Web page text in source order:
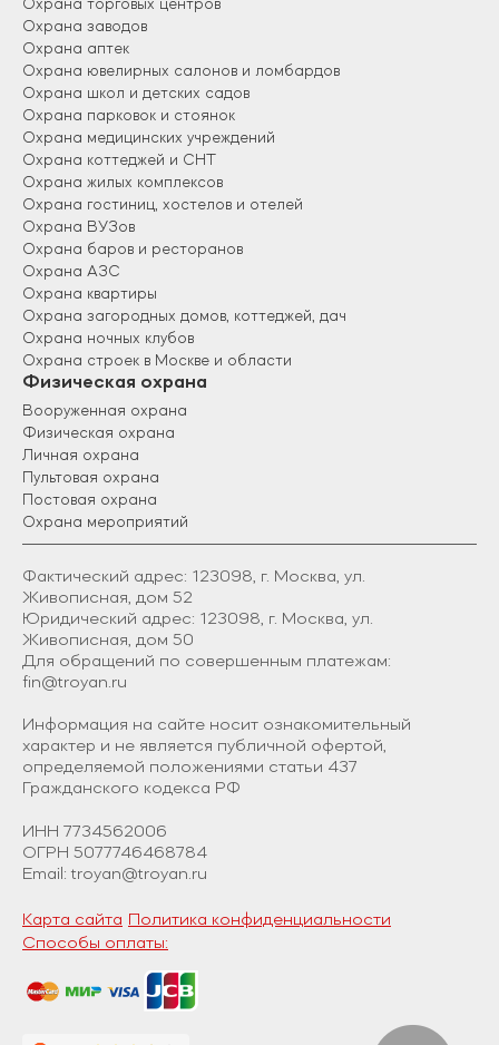
Охрана торговых центров
Охрана заводов
Охрана аптек
Охрана ювелирных салонов и ломбардов
Охрана школ и детских садов
Охрана парковок и стоянок
Охрана медицинских учреждений
Охрана коттеджей и СНТ
Охрана жилых комплексов
Охрана гостиниц, хостелов и отелей
Охрана ВУЗов
Охрана баров и ресторанов
Охрана АЗС
Охрана квартиры
Охрана загородных домов, коттеджей, дач
Охрана ночных клубов
Охрана строек в Москве и области
Физическая охрана
Вооруженная охрана
Физическая охрана
Личная охрана
Пультовая охрана
Постовая охрана
Охрана мероприятий
Фактический адрес: 123098, г. Москва, ул.
Живописная, дом 52
Юридический адрес: 123098, г. Москва, ул.
Живописная, дом 50
Для обращений по совершенным платежам:
fin@troyan.ru
Информация на сайте носит ознакомительный
характер и не является публичной офертой,
определяемой положениями статьи 437
Гражданского кодекса РФ
ИНН 7734562006
ОГРН 5077746468784
Email: troyan@troyan.ru
Карта сайта Политика конфиденциальности
Способы оплаты: